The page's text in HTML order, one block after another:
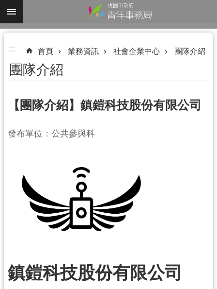
跳到主要內容區塊
進
階
搜
尋
識
告
::: 首頁 業務資訊 社會企業中心 團隊介紹
團隊介紹
【團隊介紹】鎮鎧科技股份有限公司
發布單位：公共參與科
鎮鎧科技股份有限公司